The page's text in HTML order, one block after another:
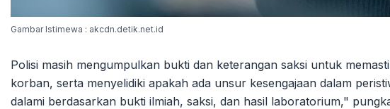
Gambar Istimewa : akcdn.detik.net.id
Polisi masih mengumpulkan bukti dan keterangan saksi untuk
korban, serta menyelidiki apakah ada unsur kesengajaan dalam
dalami berdasarkan bukti ilmiah, saksi, dan hasil laboratorium,"